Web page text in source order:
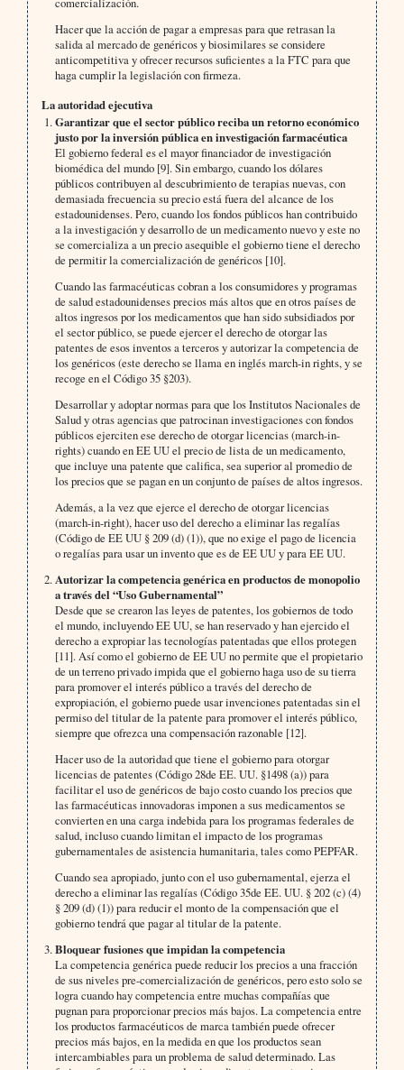
Hacer que la acción de pagar a empresas para que retrasan la
salida al mercado de genéricos y biosimilares se considere
anticompetitiva y ofrecer recursos suficientes a la FTC para que
haga cumplir la legislación con firmeza.
La autoridad ejecutiva
Garantizar que el sector público reciba un retorno económico
justo por la inversión pública en investigación farmacéutica
El gobierno federal es el mayor financiador de investigación
biomédica del mundo [9]. Sin embargo, cuando los dólares
públicos contribuyen al descubrimiento de terapias nuevas, con
demasiada frecuencia su precio está fuera del alcance de los
estadounidenses. Pero, cuando los fondos públicos han contribuido
a la investigación y desarrollo de un medicamento nuevo y este no
se comercializa a un precio asequible el gobierno tiene el derecho
de permitir la comercialización de genéricos [10].
Cuando las farmacéuticas cobran a los consumidores y programas
de salud estadounidenses precios más altos que en otros países de
altos ingresos por los medicamentos que han sido subsidiados por
el sector público, se puede ejercer el derecho de otorgar las
patentes de esos inventos a terceros y autorizar la competencia de
los genéricos (este derecho se llama en inglés march-in rights, y se
recoge en el Código 35 §203).
Desarrollar y adoptar normas para que los Institutos Nacionales de
Salud y otras agencias que patrocinan investigaciones con fondos
públicos ejerciten ese derecho de otorgar licencias (march-in-
rights) cuando en EE UU el precio de lista de un medicamento,
que incluye una patente que califica, sea superior al promedio de
los precios que se pagan en un conjunto de países de altos ingresos.
Además, a la vez que ejerce el derecho de otorgar licencias
(march-in-right), hacer uso del derecho a eliminar las regalías
(Código de EE UU § 209 (d) (1)), que no exige el pago de licencia
o regalías para usar un invento que es de EE UU y para EE UU.
Autorizar la competencia genérica en productos de monopolio
a través del “Uso Gubernamental”
Desde que se crearon las leyes de patentes, los gobiernos de todo
el mundo, incluyendo EE UU, se han reservado y han ejercido el
derecho a expropiar las tecnologías patentadas que ellos protegen
[11]. Así como el gobierno de EE UU no permite que el propietario
de un terreno privado impida que el gobierno haga uso de su tierra
para promover el interés público a través del derecho de
expropiación, el gobierno puede usar invenciones patentadas sin el
permiso del titular de la patente para promover el interés público,
siempre que ofrezca una compensación razonable [12].
Hacer uso de la autoridad que tiene el gobierno para otorgar
licencias de patentes (Código 28de EE. UU. §1498 (a)) para
facilitar el uso de genéricos de bajo costo cuando los precios que
las farmacéuticas innovadoras imponen a sus medicamentos se
convierten en una carga indebida para los programas federales de
salud, incluso cuando limitan el impacto de los programas
gubernamentales de asistencia humanitaria, tales como PEPFAR.
Cuando sea apropiado, junto con el uso gubernamental, ejerza el
derecho a eliminar las regalías (Código 35de EE. UU. § 202 (c) (4)
§ 209 (d) (1)) para reducir el monto de la compensación que el
gobierno tendrá que pagar al titular de la patente.
Bloquear fusiones que impidan la competencia
La competencia genérica puede reducir los precios a una fracción
de sus niveles pre-comercialización de genéricos, pero esto solo se
logra cuando hay competencia entre muchas compañías que
pugnan para proporcionar precios más bajos. La competencia entre
los productos farmacéuticos de marca también puede ofrecer
precios más bajos, en la medida en que los productos sean
intercambiables para un problema de salud determinado. Las